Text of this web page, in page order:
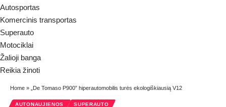
Autosportas
Komercinis transportas
Superauto
Motociklai
Žalioji banga
Reikia žinoti
Home » „De Tomaso P900” hiperautomobilis turės ekologiškiausią V12
AUTONAUJIENOS SUPERAUTO